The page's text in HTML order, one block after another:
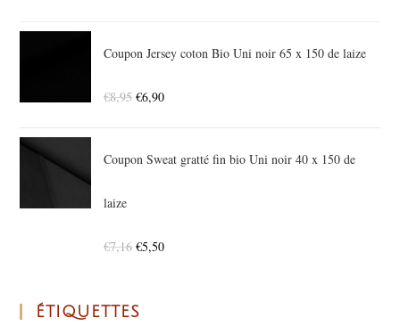
Coupon Jersey coton Bio Uni noir 65 x 150 de laize
€8,95 €6,90
Coupon Sweat gratté fin bio Uni noir 40 x 150 de
laize
€7,16 €5,50
ÉTIQUETTES